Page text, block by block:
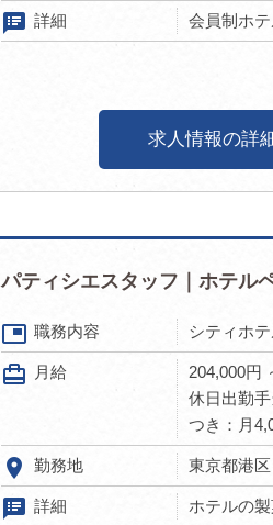
speaker_notes 詳細 会員制ホ
求人情報の詳
パティシエスタッフ｜ホテル
picture_in_picture 職務内容 シティホ
card_travel 月給
204,000円
休日出勤
つき：月
room 勤務地 東京都港区
speaker_notes 詳細 ホテルの